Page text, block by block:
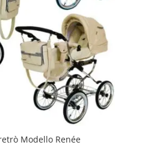
Modello Renée